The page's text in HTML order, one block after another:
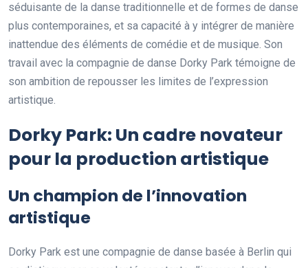
séduisante de la danse traditionnelle et de formes de danse
plus contemporaines, et sa capacité à y intégrer de manière
inattendue des éléments de comédie et de musique. Son
travail avec la compagnie de danse Dorky Park témoigne de
son ambition de repousser les limites de l’expression
artistique.
Dorky Park: Un cadre novateur
pour la production artistique
Un champion de l’innovation
artistique
Dorky Park est une compagnie de danse basée à Berlin qui